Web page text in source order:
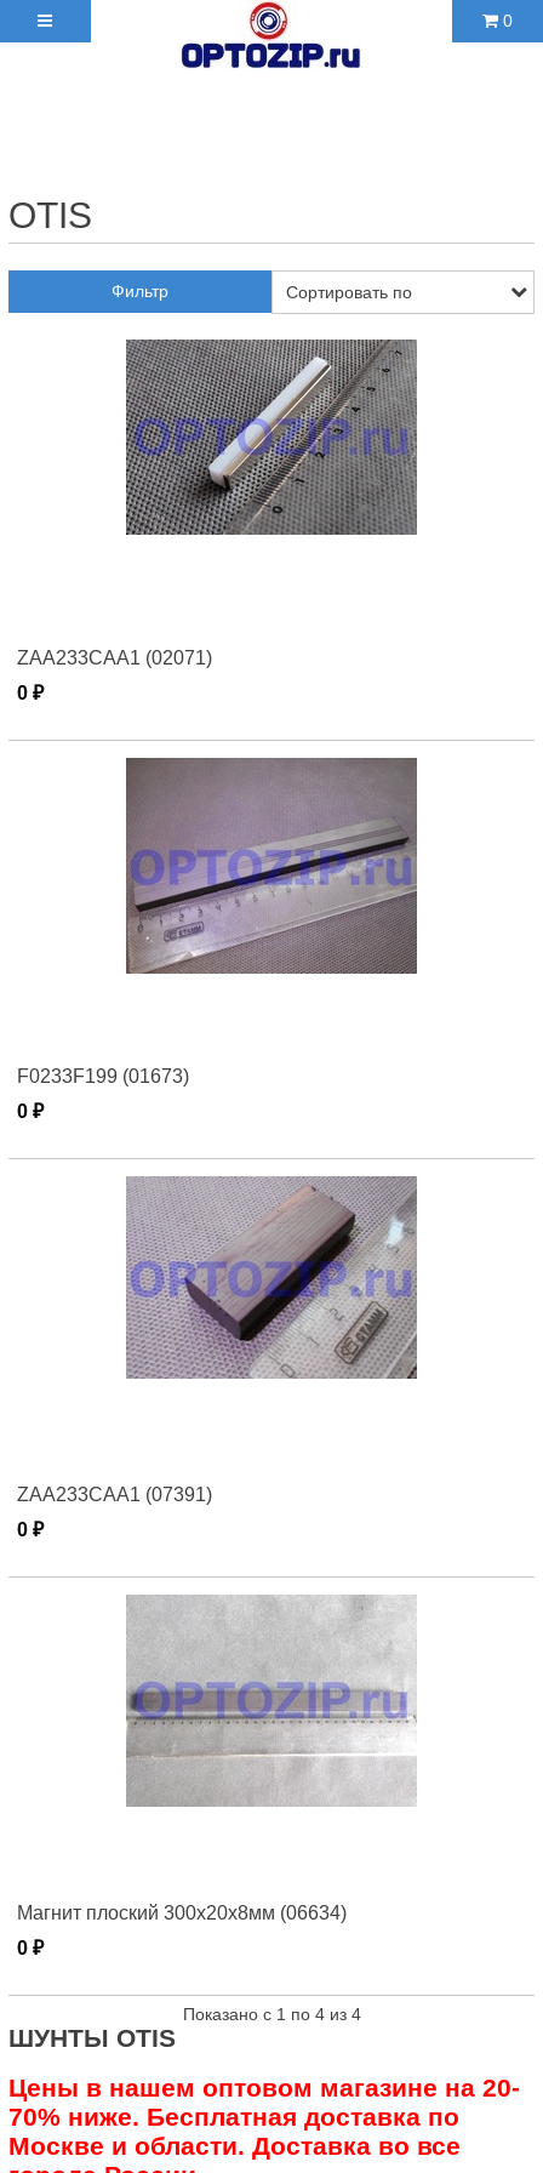
0
OTIS
Фильтр
ZAA233CAA1 (02071)
0 ₽
F0233F199 (01673)
0 ₽
ZAA233CAA1 (07391)
0 ₽
Магнит плоский 300х20х8мм (06634)
0 ₽
Показано с 1 по 4 из 4
ШУНТЫ OTIS
Цены в нашем оптовом магазине на 20-
70% ниже. Бесплатная доставка по
Москве и области. Доставка во все